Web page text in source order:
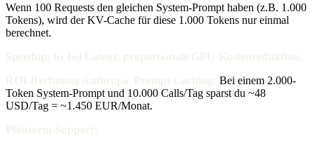
Wenn 100 Requests den gleichen System-Prompt haben (z.B. 1.000
Tokens), wird der KV-Cache für diese 1.000 Tokens nur einmal
berechnet.
Bei einem 2.000-
Token System-Prompt und 10.000 Calls/Tag sparst du ~48
USD/Tag = ~1.450 EUR/Monat.